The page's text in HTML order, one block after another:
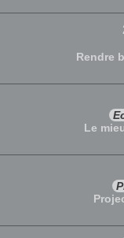
Rendre
Le